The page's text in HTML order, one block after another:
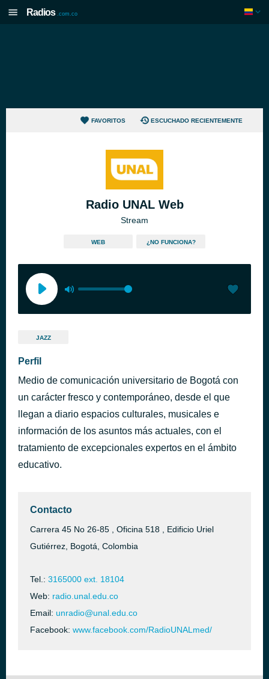
Radios .com.co
FAVORITOS ESCUCHADO RECIENTEMENTE
Radio UNAL Web
Stream
WEB ¿NO FUNCIONA?
JAZZ
Perfil
Medio de comunicación universitario de Bogotá con
un carácter fresco y contemporáneo, desde el que
llegan a diario espacios culturales, musicales e
información de los asuntos más actuales, con el
tratamiento de excepcionales expertos en el ámbito
educativo.
Contacto
Carrera 45 No 26-85 , Oficina 518 , Edificio Uriel
Gutiérrez, Bogotá, Colombia
Tel.: 3165000 ext. 18104
Web: radio.unal.edu.co
Email: unradio@unal.edu.co
Facebook: www.facebook.com/RadioUNALmed/